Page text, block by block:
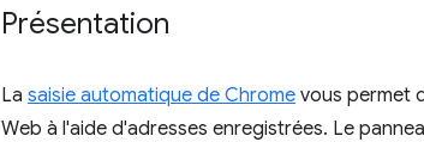
Présentation
La saisie automatique de Chrome vous permet
Web à l'aide d'adresses enregistrées. Le